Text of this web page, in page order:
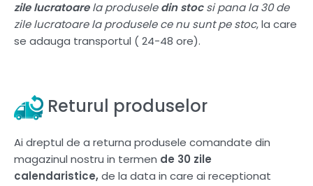
zile lucratoarela produseledin stocsi pana la 30 de
zile lucratoare la produsele ce nu sunt pe stoc, la care
se adauga transportul ( 24-48 ore).
Returul produselor
Ai dreptul de a returna produsele comandate din
magazinul nostru in termen de 30 zile
calendaristice,de la data in care ai receptionat